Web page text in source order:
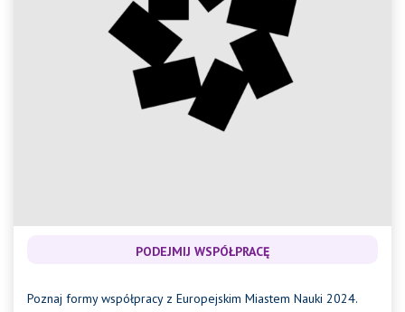
PODEJMIJ WSPÓŁPRACĘ
Poznaj formy współpracy z Europejskim Miastem Nauki 2024.